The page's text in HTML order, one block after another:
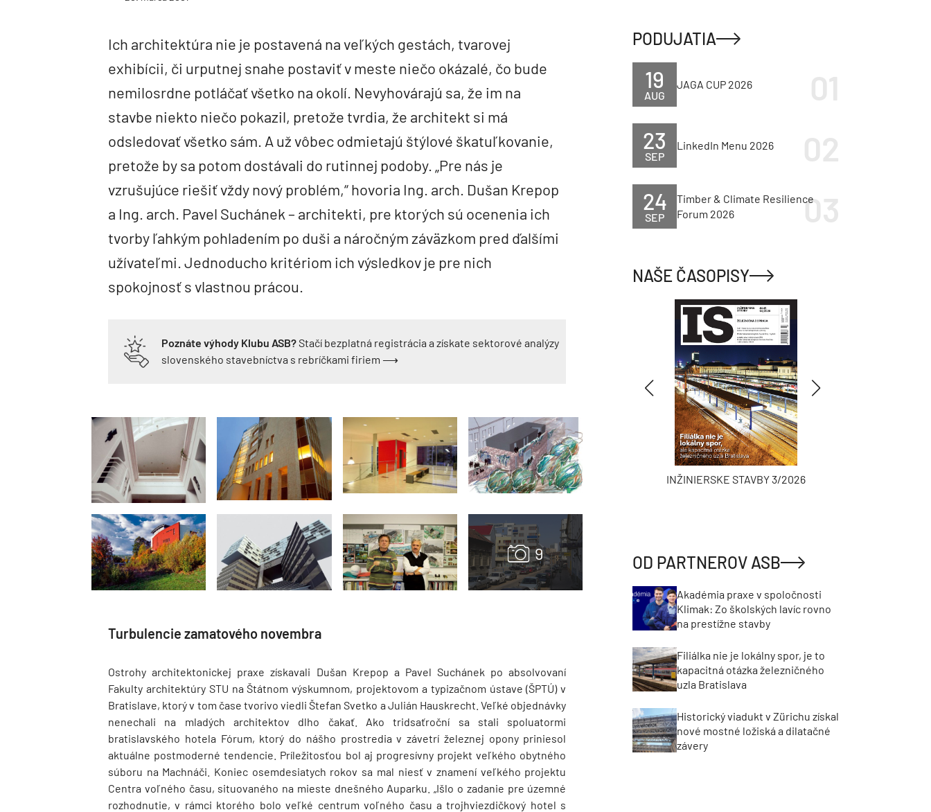
Ich architektúra nie je postavená na veľkých gestách, tvarovej
exhibícii, či urputnej snahe postaviť v meste niečo okázalé, čo bude
nemilosrdne potláčať všetko na okolí. Nevyhovárajú sa, že im na
stavbe niekto niečo pokazil, pretože tvrdia, že architekt si má
odsledovať všetko sám. A už vôbec odmietajú štýlové škatuľkovanie,
pretože by sa potom dostávali do rutinnej podoby. „Pre nás je
vzrušujúce riešiť vždy nový problém,“ hovoria Ing. arch. Dušan Krepop
a Ing. arch. Pavel Suchánek – architekti, pre ktorých sú ocenenia ich
tvorby ľahkým pohladením po duši a náročným záväzkom pred ďalšími
užívateľmi. Jednoducho kritériom ich výsledkov je pre nich
spokojnosť s vlastnou prácou.
Poznáte výhody Klubu ASB?Stačí bezplatná registrácia a získate sektorové analýzy
slovenského stavebníctva s rebríčkami firiem ⟶
Turbulencie zamatového novembra
Ostrohy architektonickej praxe získavali Dušan Krepop a Pavel Suchánek po absolvovaní
Fakulty architektúry STU na Štátnom výskumnom, projektovom a typizačnom ústave (ŠPTÚ) v
Bratislave, ktorý v tom čase tvorivo viedli Štefan Svetko a Julián Hauskrecht. Veľké objednávky
nenechali na mladých architektov dlho čakať. Ako tridsaťroční sa stali spoluatormi
bratislavského hotela Fórum, ktorý do nášho prostredia v závetrí železnej opony priniesol
aktuálne postmoderné tendencie. Príležitosťou bol aj progresívny projekt veľkého obytného
súboru na Machnáči. Koniec osemdesiatych rokov sa mal niesť v znamení veľkého projektu
Centra voľného času, situovaného na mieste dnešného Auparku. „Išlo o zadanie pre územné
rozhodnutie, v rámci ktorého bolo veľké centrum voľného času a trojhviezdičkový hotel s
PODUJATIA
AUG
19 JAGA CUP 2026
SEP
23 LinkedIn Menu 2026
SEP
24
Timber & Climate Resilience
Forum 2026
NAŠE ČASOPISY
TZB HAUSTECHNIK 3/2026 INŽINIERSKE STAVBY 3/2026
OD PARTNEROV ASB
Akadémia praxe v spoločnosti
Klimak: Zo školských lavíc rovno
na prestížne stavby
Filiálka nie je lokálny spor, je to
kapacitná otázka železničného
uzla Bratislava
Historický viadukt v Zürichu získal
nové mostné ložiská a dilatačné
závery